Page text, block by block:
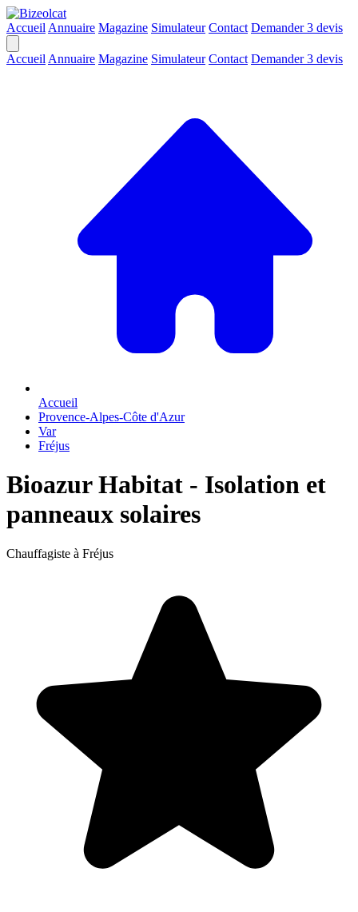
Accueil Annuaire Magazine Simulateur Contact Demander 3 devis
Accueil Annuaire Magazine Simulateur Contact Demander 3 devis
Accueil
Provence-Alpes-Côte d'Azur
Var
Fréjus
Bioazur Habitat - Isolation et
panneaux solaires
Chauffagiste à Fréjus